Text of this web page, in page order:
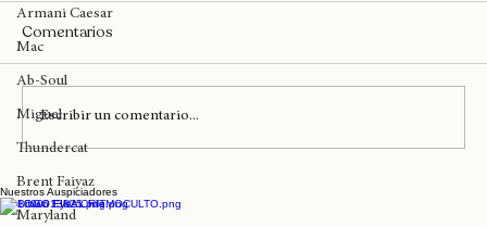
Kaicrewsade
Armani Caesar
Mac
Ab-Soul
Miguel
Thundercat
Brent Faiyaz
Franuli y AlmenDra DelPilar llegan
Comentarios
Escribir un comentario...
Nuestros Auspiciadores